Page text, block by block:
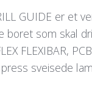
GUIDE er et
boret som skal
FLEXIBAR,
sveisede